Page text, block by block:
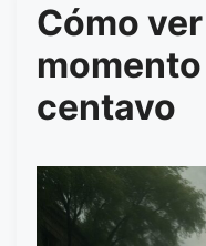
Cómo
centavo